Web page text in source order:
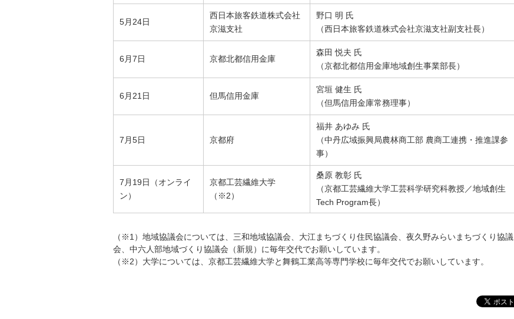
5月24日
西日本旅客鉄道株式会社
京滋支社
野口 明 氏
（西日本旅客鉄道株式会社京滋支社副支社長）
6月7日 京都北都信用金庫
森田 悦夫 氏
（京都北都信用金庫地域創生事業部長）
6月21日 但馬信用金庫
宮垣 健生 氏
（但馬信用金庫常務理事）
7月5日 京都府
福井 あゆみ 氏
（中丹広域振興局農林商工部 農商工連携・推進課参
事）
7月19日（オンライ
ン）
京都工芸繊維大学
（※2）
桑原 教彰 氏
（京都工芸繊維大学工芸科学研究科教授／地域創生
Tech Program長）
（※1）地域協議会については、三和地域協議会、大江まちづくり住民協議会、夜久野みらいまちづくり協議
会、中六人部地域づくり協議会（新規）に毎年交代でお願いしています。
（※2）大学については、京都工芸繊維大学と舞鶴工業高等専門学校に毎年交代でお願いしています。